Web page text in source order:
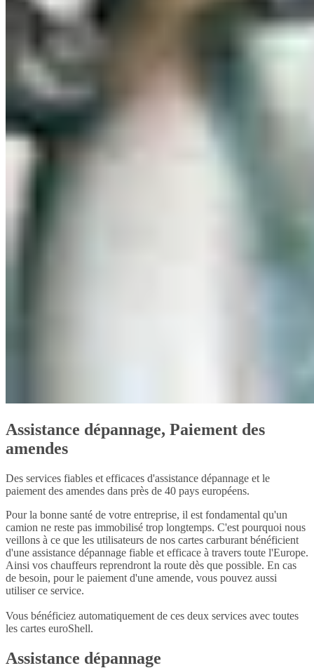
Assistance dépannage, Paiement des
amendes
Des services fiables et efficaces d'assistance dépannage et le
paiement des amendes dans près de 40 pays européens.
Pour la bonne santé de votre entreprise, il est fondamental qu'un
camion ne reste pas immobilisé trop longtemps. C'est pourquoi nous
veillons à ce que les utilisateurs de nos cartes carburant bénéficient
d'une assistance dépannage fiable et efficace à travers toute l'Europe.
Ainsi vos chauffeurs reprendront la route dès que possible. En cas
de besoin, pour le paiement d'une amende, vous pouvez aussi
utiliser ce service.
Vous bénéficiez automatiquement de ces deux services avec toutes
les cartes euroShell.
Assistance dépannage